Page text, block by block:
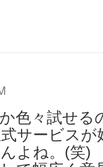
色々試せる
サービス
よね。(笑)